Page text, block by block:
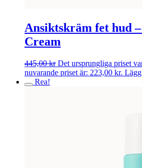
Ansiktskräm fet hud
Cream
445,00kr Det ursprungliga priset
nuvarande priset är: 223,00 kr.
Rea!